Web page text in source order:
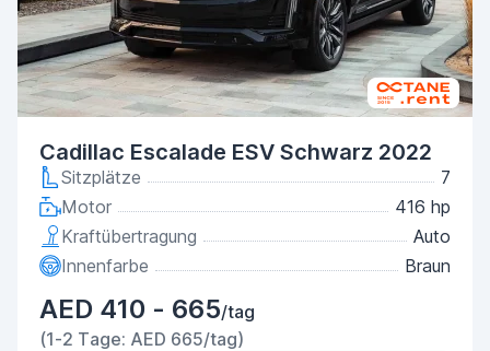
Cadillac Escalade ESV Schwarz 2022
Sitzplätze
7
Motor
416 hp
Kraftübertragung
Auto
Innenfarbe
Braun
AED 410 - 665/tag
(1-2 Tage: AED 665/tag)